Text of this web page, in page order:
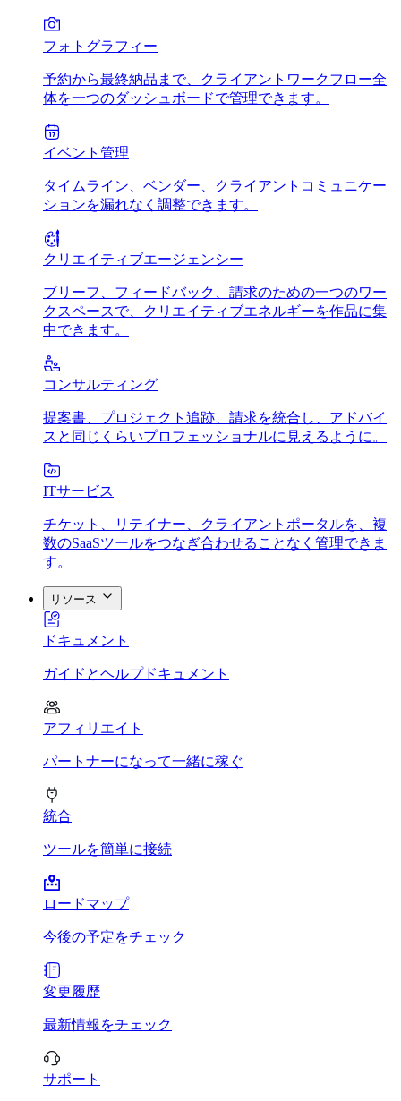
フォトグラフィー
予約から最終納品まで、クライアントワークフロー全
体を一つのダッシュボードで管理できます。
イベント管理
タイムライン、ベンダー、クライアントコミュニケー
ションを漏れなく調整できます。
クリエイティブエージェンシー
ブリーフ、フィードバック、請求のための一つのワー
クスペースで、クリエイティブエネルギーを作品に集
中できます。
コンサルティング
提案書、プロジェクト追跡、請求を統合し、アドバイ
スと同じくらいプロフェッショナルに見えるように。
ITサービス
チケット、リテイナー、クライアントポータルを、複
数のSaaSツールをつなぎ合わせることなく管理できま
す。
リソース
ドキュメント
ガイドとヘルプドキュメント
アフィリエイト
パートナーになって一緒に稼ぐ
統合
ツールを簡単に接続
ロードマップ
今後の予定をチェック
変更履歴
最新情報をチェック
サポート